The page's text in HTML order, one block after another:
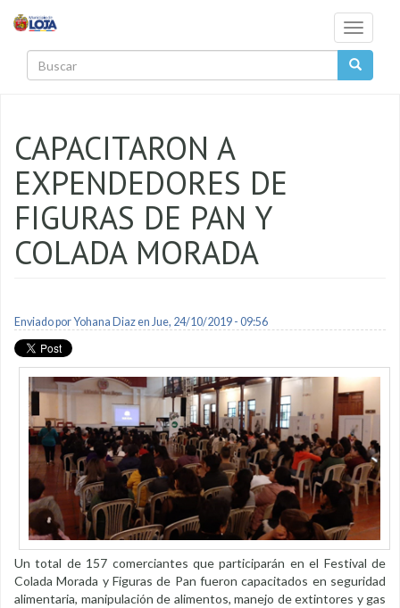
Toggle
CAPACITARON A
EXPENDEDORES DE
FIGURAS DE PAN Y
COLADA MORADA
Enviado porYohana Diazen Jue, 24/10/2019 - 09:56
Un total de 157 comerciantes que participarán en el Festival de
Colada Morada y Figuras de Pan fueron capacitados en seguridad
alimentaria, manipulación de alimentos, manejo de extintores y gas